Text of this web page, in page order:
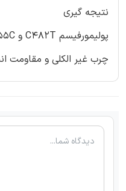
نتیجه گیری
چرب غیر الکلی و مقاومت